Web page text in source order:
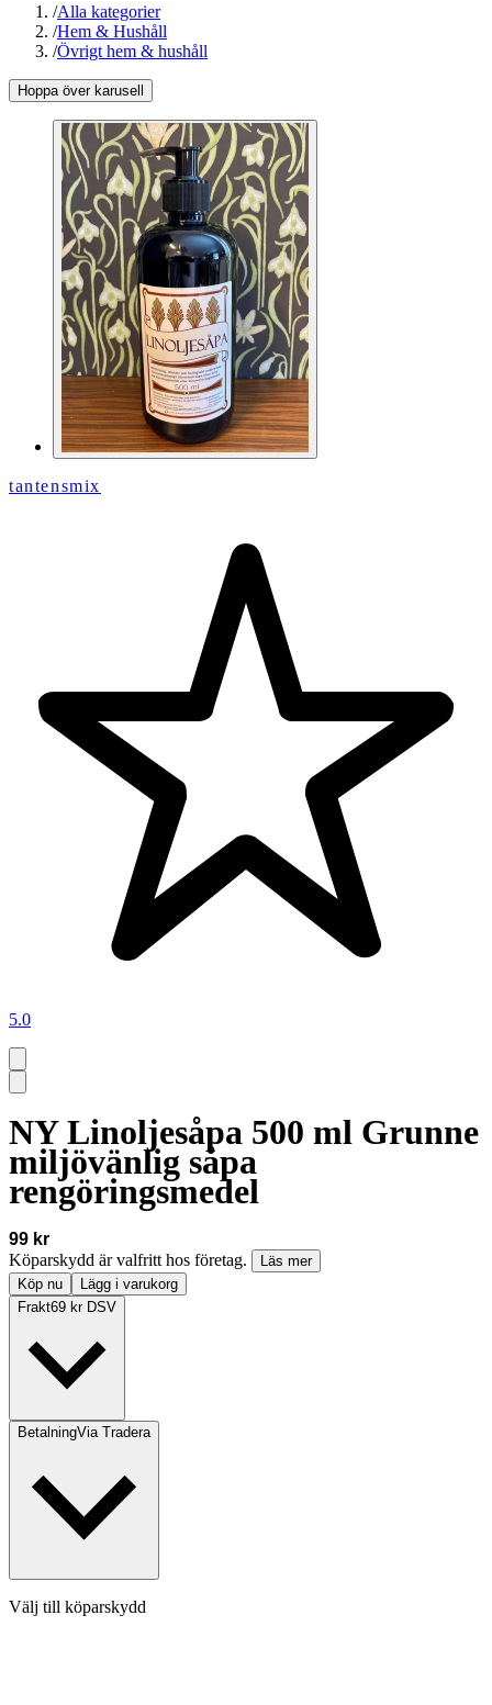
/Alla kategorier
/Hem & Hushåll
/Övrigt hem & hushåll
Hoppa över karusell
tantensmix
5.0
NY Linoljesåpa 500 ml Grunne
miljövänlig såpa
rengöringsmedel
99 kr
Köparskydd är valfritt hos företag.
Läs mer
Köp nu
Lägg i varukorg
Frakt69 kr DSV
BetalningVia Tradera
Välj till köparskydd